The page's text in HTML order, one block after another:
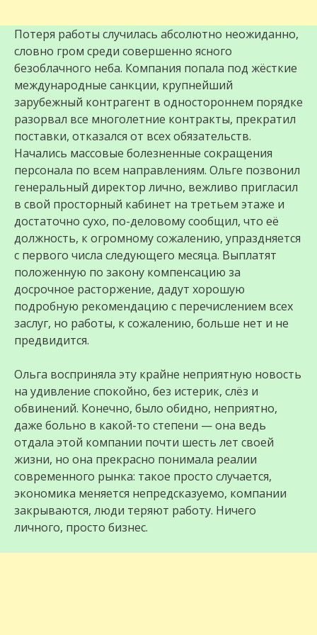
Потеря работы случилась абсолютно неожиданно,
словно гром среди совершенно ясного
безоблачного неба. Компания попала под жёсткие
международные санкции, крупнейший
зарубежный контрагент в одностороннем порядке
разорвал все многолетние контракты, прекратил
поставки, отказался от всех обязательств.
Начались массовые болезненные сокращения
персонала по всем направлениям. Ольге позвонил
генеральный директор лично, вежливо пригласил
в свой просторный кабинет на третьем этаже и
достаточно сухо, по-деловому сообщил, что её
должность, к огромному сожалению, упраздняется
с первого числа следующего месяца. Выплатят
положенную по закону компенсацию за
досрочное расторжение, дадут хорошую
подробную рекомендацию с перечислением всех
заслуг, но работы, к сожалению, больше нет и не
предвидится.
Ольга восприняла эту крайне неприятную новость
на удивление спокойно, без истерик, слёз и
обвинений. Конечно, было обидно, неприятно,
даже больно в какой-то степени — она ведь
отдала этой компании почти шесть лет своей
жизни, но она прекрасно понимала реалии
современного рынка: такое просто случается,
экономика меняется непредсказуемо, компании
закрываются, люди теряют работу. Ничего
личного, просто бизнес.